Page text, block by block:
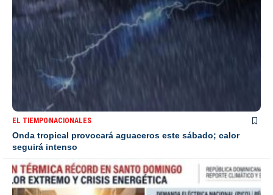
EL TIEMPONACIONALES
Onda tropical provocará aguaceros este sábado; calor
seguirá intenso